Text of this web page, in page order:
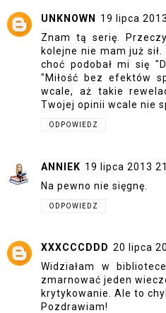
UNKNOWN
19 lipca
Znam tą serię.
kolejne nie mam już
choć podobał mi się
"Miłość bez efektów
wcale, aż takie
Twojej opinii wcale nie
ODPOWIEDZ
ANNIEK 19 lipca 2013
Na pewno nie sięgnę.
ODPOWIEDZ
XXXCCCDDD 20 lipca
Widziałam w
zmarnować jeden
krytykowanie. Ale to
Pozdrawiam!